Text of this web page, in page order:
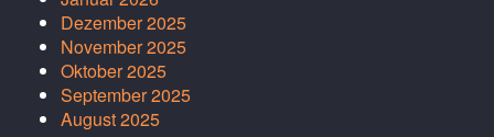
Dezember 2025
November 2025
Oktober 2025
September 2025
August 2025